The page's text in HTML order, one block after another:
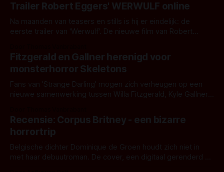
Trailer Robert Eggers' WERWULF online
Na maanden van teasers en stills is hij er eindelijk: de
eerste trailer van 'Werwulf'. De nieuwe film van Robert
kille stijl vol folklore en mythe. Het topic deze keer is (kon
het het al raden?)... de weerwolf. Kijk je mee?
Fitzgerald en Gallner herenigd voor
monsterhorror Skeletons
Fans van 'Strange Darling' mogen zich verheugen op een
nieuwe samenwerking tussen Willa Fitzgerald, Kyle Gallner
'Skeletons', een nieuwe creature feature waarvoor de
opnames zijn gestart in Australië.
Recensie: Corpus Britney - een bizarre
horrortrip
Belgische dichter Dominique de Groen houdt zich niet in
met haar debuutroman. De cover, een digitaal gerenderd en